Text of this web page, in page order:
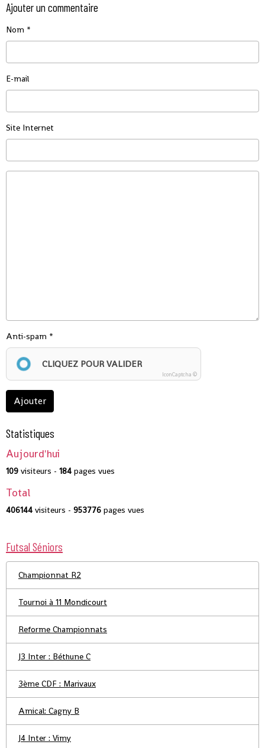
Ajouter un commentaire
Nom
E-mail
Site Internet
Anti-spam
CLIQUEZ POUR VALIDER
IconCaptcha ©
Ajouter
Statistiques
Aujourd'hui
109 visiteurs - 184 pages vues
Total
406144 visiteurs - 953776 pages vues
Futsal Séniors
Championnat R2
Tournoi à 11 Mondicourt
Reforme Championnats
J3 Inter : Béthune C
3ème CDF : Marivaux
Amical: Cagny B
J4 Inter : Vimy